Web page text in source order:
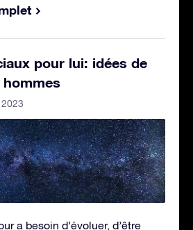
pour lui: idées de
a besoin d’évoluer, d’être